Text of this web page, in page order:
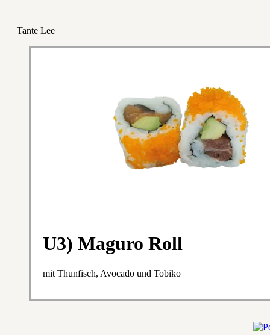
Tante Lee
U3) Maguro Roll
mit Thunfisch, Avocado und Tobiko